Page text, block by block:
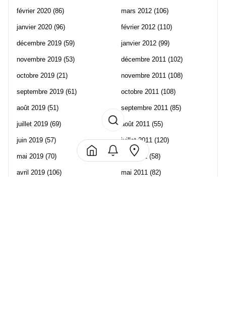
février 2020 (86)
janvier 2020 (96)
décembre 2019 (59)
novembre 2019 (53)
octobre 2019 (21)
septembre 2019 (61)
août 2019 (51)
juillet 2019 (69)
juin 2019 (57)
mai 2019 (70)
avril 2019 (106)
mars 2012 (106)
février 2012 (110)
janvier 2012 (99)
décembre 2011 (102)
novembre 2011 (108)
octobre 2011 (108)
septembre 2011 (85)
août 2011 (55)
juillet 2011 (120)
juin 2011(58)
mai 2011 (82)